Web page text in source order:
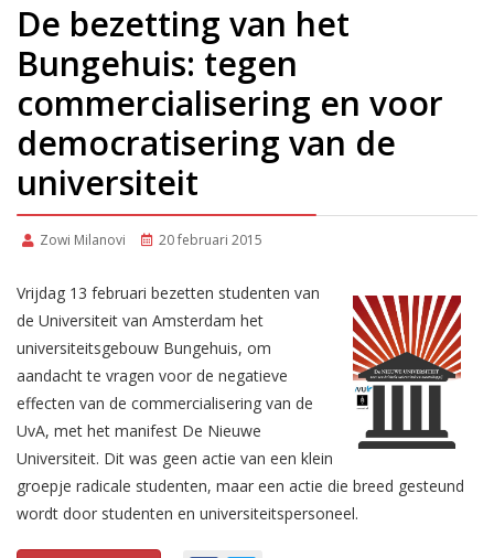
De bezetting van het
Bungehuis: tegen
commercialisering en voor
democratisering van de
universiteit
Zowi Milanovi 20 februari 2015
Vrijdag 13 februari bezetten studenten van
de Universiteit van Amsterdam het
universiteitsgebouw Bungehuis, om
aandacht te vragen voor de negatieve
effecten van de commercialisering van de
UvA, met het manifest De Nieuwe
Universiteit. Dit was geen actie van een klein
groepje radicale studenten, maar een actie die breed gesteund
wordt door studenten en universiteitspersoneel.